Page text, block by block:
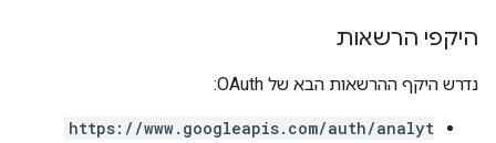
היקפי הרשאות
נדרש היקף ההרשאות הבא של OAuth:
https://www.googleapis.com/auth/analyt